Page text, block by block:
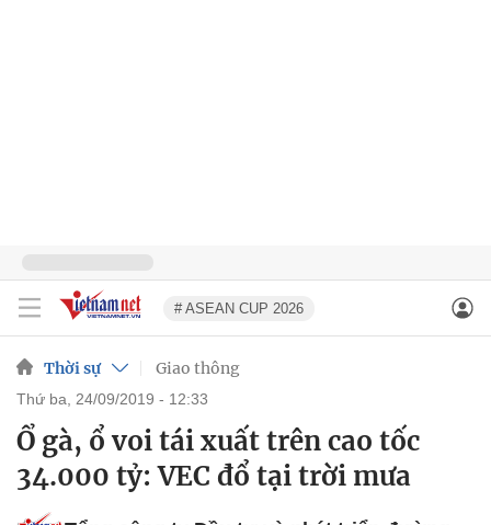
# ASEAN CUP 2026
Thời sự Giao thông
thứ ba, 24/09/2019 - 12:33
Ổ gà, ổ voi tái xuất trên cao tốc
34.000 tỷ: VEC đổ tại trời mưa